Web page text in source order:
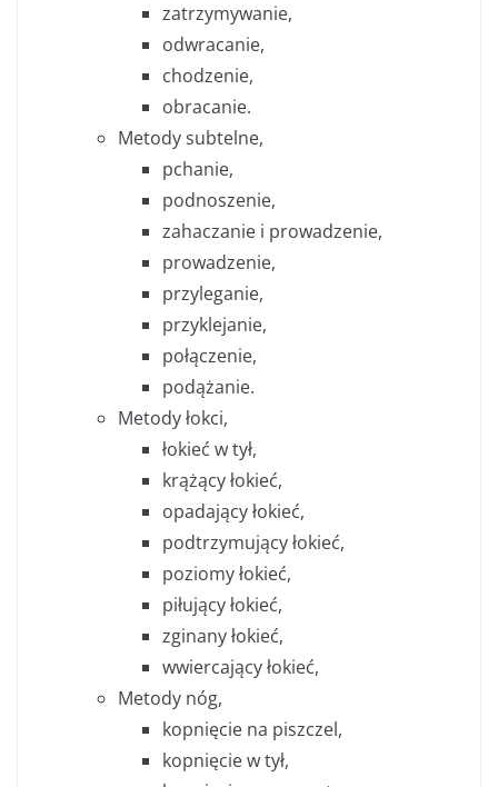
zatrzymywanie,
odwracanie,
chodzenie,
obracanie.
Metody subtelne,
pchanie,
podnoszenie,
zahaczanie i prowadzenie,
prowadzenie,
przyleganie,
przyklejanie,
połączenie,
podążanie.
Metody łokci,
łokieć w tył,
krążący łokieć,
opadający łokieć,
podtrzymujący łokieć,
poziomy łokieć,
piłujący łokieć,
zginany łokieć,
wwiercający łokieć,
Metody nóg,
kopnięcie na piszczel,
kopnięcie w tył,